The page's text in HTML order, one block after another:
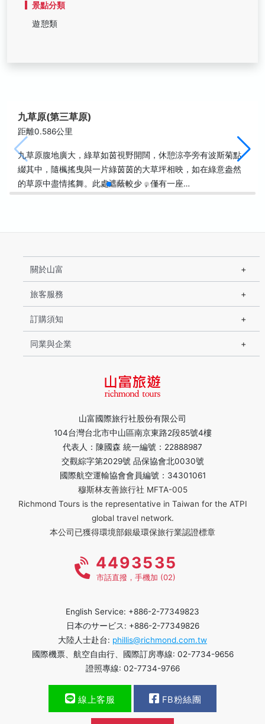
景點分類
遊憩類
九草原(第三草原)
距離0.586公里
九草原腹地廣大，綠草如茵視野開闊，休憩涼亭旁有波斯菊點
綴其中，隨楓搖曳與一片綠茵茵的大草坪相映，如在綠意盎然
的草原中盡情搖舞。此處遮蔭較少，僅有一座…
山富國際旅行社股份有限公司
104台灣台北市中山區南京東路2段85號4樓
代表人：陳國森 統一編號：22888987
交觀綜字第2029號 品保協會北0030號
國際航空運輸協會會員編號：34301061
穆斯林友善旅行社 MFTA-005
Richmond Tours is the representative in Taiwan for the ATPI
global travel network.
本公司已獲得環境部銀級環保旅行業認證標章
關於山富
旅客服務
訂購須知
同業與企業
4493535
市話直撥，手機加 (02)
English Service: +886-2-77349823
日本のサービス: +886-2-77349826
大陸人士赴台: phillis@richmond.com.tw
國際機票、航空自由行、國際訂房專線: 02-7734-9656
證照專線: 02-7734-9766
線上客服 FB粉絲團